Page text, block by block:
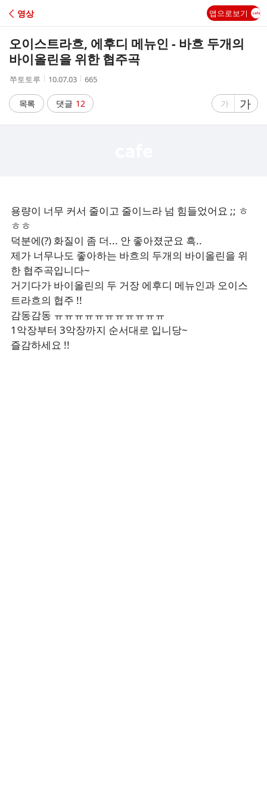
C
영상 앱으로보기
오이스트라흐, 에후디 메뉴인 - 바흐 두개의
바이올린을 위한 협주곡
작
자
쭈토토루
작
시
간
10.07.03
조
수
665
목록 댓글 12
글
가
글
자
가
용량이 너무 커서 줄이고 줄이느라 넘 힘들었어요 ;; ㅎ
ㅎㅎ
덕분에(?) 화질이 좀 더... 안 좋아졌군요 흑..
제가 너무나도 좋아하는 바흐의 두개의 바이올린을 위
한 협주곡입니다~
거기다가 바이올린의 두 거장 에후디 메뉴인과 오이스
트라흐의 협주 !!
감동감동 ㅠㅠㅠㅠㅠㅠㅠㅠㅠㅠㅠ
1악장부터 3악장까지 순서대로 입니당~
즐감하세요 !!